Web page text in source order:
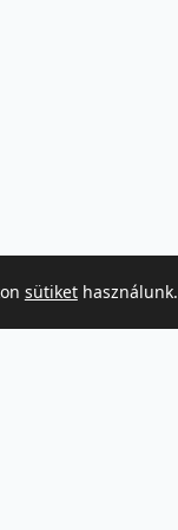
sütikethasználunk.